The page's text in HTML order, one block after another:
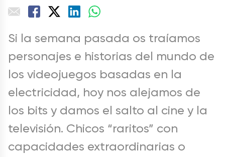
Si la semana pasada os traíamos
personajes e historias del mundo de
los videojuegos basadas en la
electricidad, hoy nos alejamos de
los bits y damos el salto al cine y la
televisión. Chicos “raritos” con
capacidades extraordinarias o